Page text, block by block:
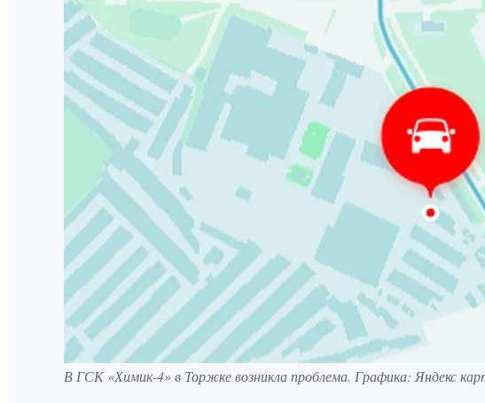
В ГСК «Химик-4» в Торжке возникла проблема. Графика: Яндекс